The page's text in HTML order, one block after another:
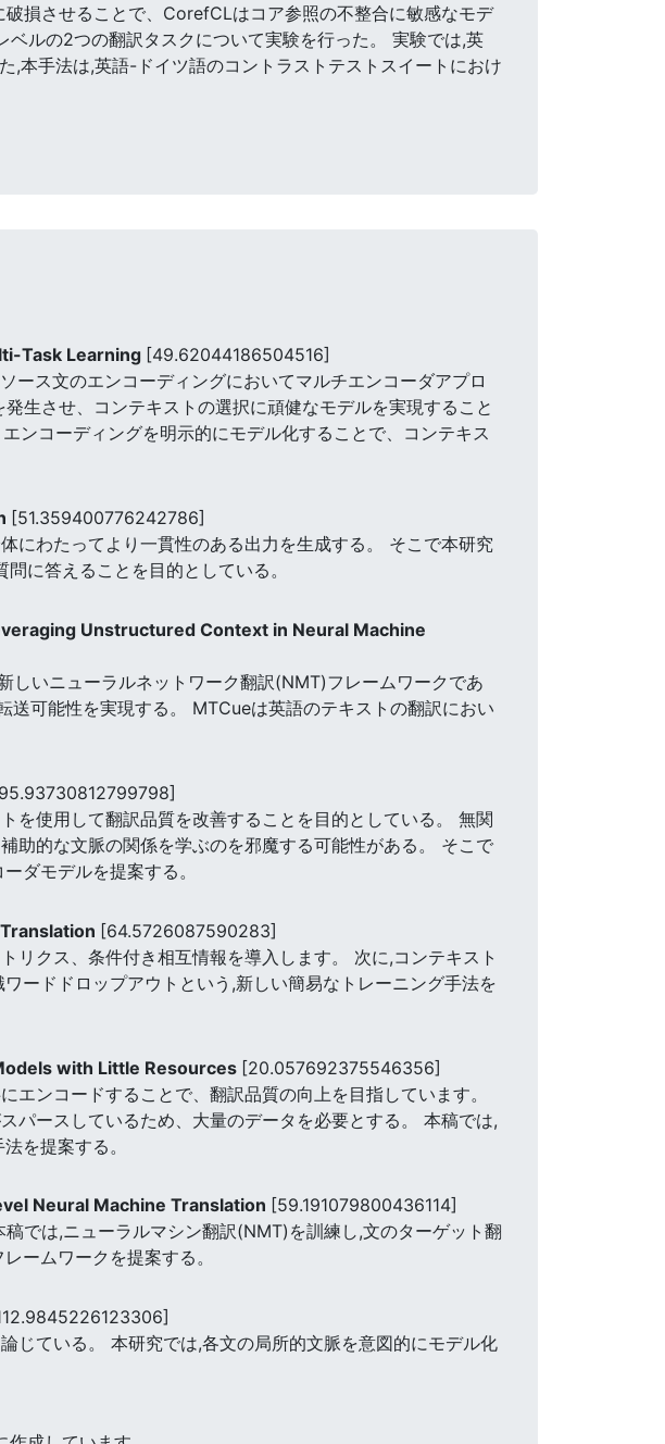
損させることで、CorefCLはコア参照の不整合に敏感なモデ
ルの2つの翻訳タスクについて実験を行った。 実験では,英
,本手法は,英語-ドイツ語のコントラストテストスイートにおけ
Task Learning [49.62044186504516]
ス文のエンコーディングにおいてマルチエンコーダアプロ
生させ、コンテキストの選択に頑健なモデルを実現すること
ンコーディングを明示的にモデル化することで、コンテキス
[51.359400776242786]
にわたってより一貫性のある出力を生成する。 そこで本研究
に答えることを目的としている。
Unstructured Context in Neural Machine
しいニューラルネットワーク翻訳(NMT)フレームワークであ
可能性を実現する。 MTCueは英語のテキストの翻訳におい
を使用して翻訳品質を改善することを目的としている。 無関
助的な文脈の関係を学ぶのを邪魔する可能性がある。 そこで
ダモデルを提案する。
[64.5726087590283]
リクス、条件付き相互情報を導入します。 次に,コンテキスト
ードドロップアウトという,新しい簡易なトレーニング手法を
with Little Resources [20.057692375546356]
ンコードすることで、翻訳品質の向上を目指しています。
パースしているため、大量のデータを必要とする。 本稿では,
を提案する。
Neural Machine Translation [59.191079800436114]
では,ニューラルマシン翻訳(NMT)を訓練し,文のターゲット翻
ームワークを提案する。
じている。 本研究では,各文の局所的文脈を意図的にモデル化